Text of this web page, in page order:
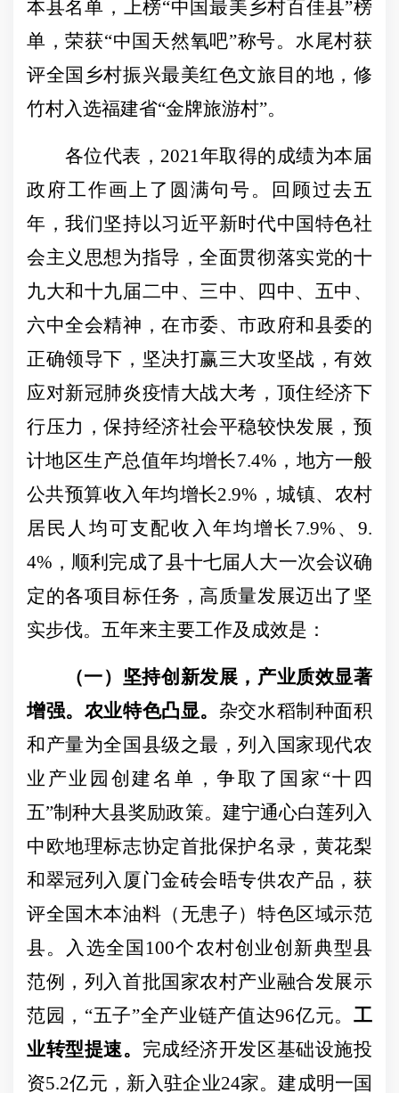
本县名单，上榜“中国最美乡村百佳县”榜
单，荣获“中国天然氧吧”称号。水尾村获
评全国乡村振兴最美红色文旅目的地，修
竹村入选福建省“金牌旅游村”。
各位代表， 2021年取得的成绩为本届
政府工作画上了圆满句号。回顾过去五
年，我们坚持以习近平新时代中国特色社
会主义思想为指导，全面贯彻落实党的十
九大和十九届二中、三中、四中、五中、
六中全会精神，在市委、市政府和县委的
正确领导下，坚决打赢三大攻坚战，有效
应对新冠肺炎疫情大战大考，顶住经济下
行压力，保持经济社会平稳较快发展，预
计地区生产总值年均增长7.4%，地方一般
公共预算收入年均增长2.9%，城镇、农村
居民人均可支配收入年均增长7.9%、9.
4%，顺利完成了县十七届人大一次会议确
定的各项目标任务，高质量发展迈出了坚
实步伐。 五年来主要工作及成效是：
（一）坚持创新发展，产业质效显著
增强。 农业特色凸显。 杂交水稻制种面积
和产量为全国县级之最，列入国家现代农
业产业园创建名 单，争取了国家 “十四
五”制种大县奖励政策。建宁通心白莲列入
中欧地理标志协定首批保护名录，黄花梨
和翠冠列入厦门金砖会晤专供农产品，获
评全国木本油料（无患子）特色区域示范
县。入选全国 100个农村创业创新典型县
范例，列入首批国家农村产业融合发展示
范园， “五子”全产业链产值达96亿元。 工
业转型提速。 完成经济开发区基础设施投
资5.2亿元 ，新入驻企业24家。建成明一国